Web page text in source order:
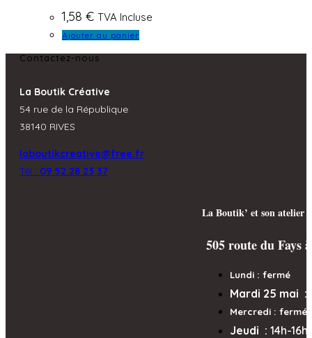
1,58 € TVA Incluse
Ajouter au panier
Contactez-nous
La Boutik Créative
54 rue de la République
38140 RIVES
laboutikcreative@free.fr
Tél : 09 52 28 23 37
La Boutik’ et son atelier
505 route du Fays à
Lundi : fermé
Mardi 25 mai :
Mercredi : fermé
Jeudi : 14h-16h